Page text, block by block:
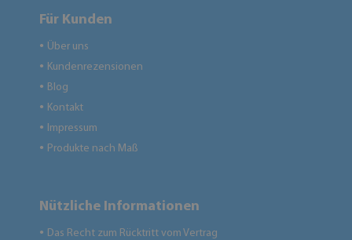
Für Kunden
● Über uns
● Kundenrezensionen
● Blog
● Kontakt
● Impressum
● Produkte nach Maß
Nützliche Informationen
● Das Recht zum Rücktritt vom Vertrag